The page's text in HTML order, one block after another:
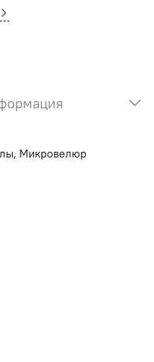
Микровелюр